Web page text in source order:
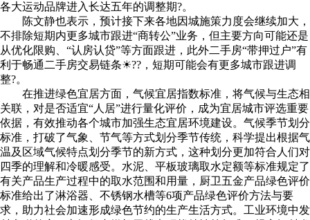
各大运动品牌进入长达五年的调整期?。
陈文静也表示，预计接下来各地因城施策力度会继续加大，
不排除短期内更多城市跟进“商转公”业务，但主要方向可能还是
从优化限购、“认房认贷”等方面跟进，此外二手房“带押过户”有
利于畅通二手房交易链条☀??，短期可能会有更多城市跟进调
整?。
在推进绿色宜居方面，气候宜居指数标准，将气候与生态相
关联，对是否适宜“人居”进行量化评价，成为宜居城市评选重要
依据，有效推动各个城市加强生态宜居环境建设。气候季节划分
标准，打破了气象、节气等方式划分季节传统，科学提出根据气
温及区域气候特点划分季节的新方式，这种划分更加符合人们对
四季的理解和冷暖感受。水泥、平板玻璃取水定额等标准规定了
有关产品生产过程中的取水范围和用量，厨卫五金产品绿色评价
标准给出了淋浴器、不锈钢水槽等6项产品绿色评价方法与要
求，助力社会加速形成绿色节约的生产生活方式。工业环境中发